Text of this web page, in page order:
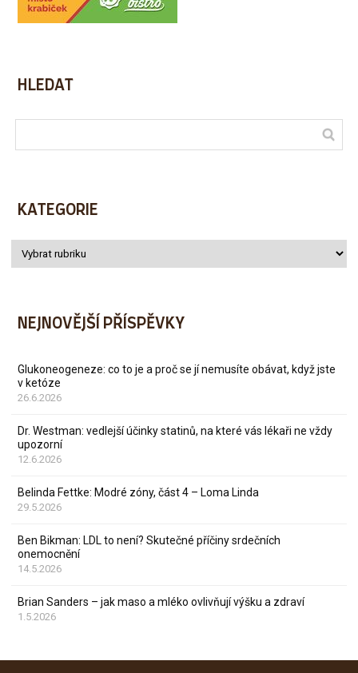
HLEDAT
KATEGORIE
NEJNOVĚJŠÍ PŘÍSPĚVKY
Glukoneogeneze: co to je a proč se jí nemusíte obávat, když jste
v ketóze
26.6.2026
Dr. Westman: vedlejší účinky statinů, na které vás lékaři ne vždy
upozorní
12.6.2026
Belinda Fettke: Modré zóny, část 4 – Loma Linda
29.5.2026
Ben Bikman: LDL to není? Skutečné příčiny srdečních
onemocnění
14.5.2026
Brian Sanders – jak maso a mléko ovlivňují výšku a zdraví
1.5.2026